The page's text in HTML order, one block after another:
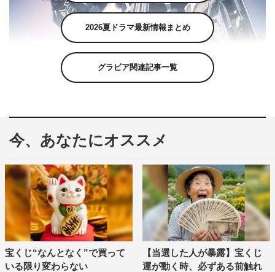
『進撃の巨人』The Final Season
『進撃の巨人』The Final Seasonが、NHK総合で12月6日
（日）深夜よりスタートすることが決定し、第2弾ビジュ
アルが公開された。
巨人が全てを支配する世界で、自由を求め、あらがい続け
る人類の闘いを描いた大ヒットアニメ『進撃の巨人』。最
終章となる新シリーズ「The Final Season」では、アニメ
2026夏ドラマ最新情報まとめ
グラビア関連記事一覧
今、あなたにオススメ
宝くじ“なんとなく”で買って
いる限り変わらない
【当選した人が暴露】宝くじ
運が動く時、必ずある前触れ